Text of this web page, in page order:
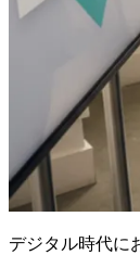
デジタル時代に